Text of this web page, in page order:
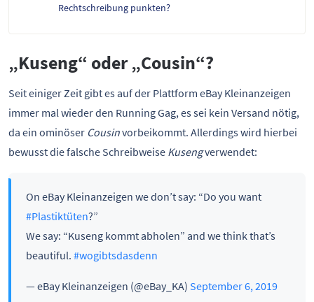
Rechtschreibung punkten?
„Kuseng“ oder „Cousin“?
Seit einiger Zeit gibt es auf der Plattform eBay Kleinanzeigen
immer mal wieder den Running Gag, es sei kein Versand nötig,
da ein ominöser Cousinvorbeikommt. Allerdings wird hierbei
bewusst die falsche Schreibweise Kusengverwendet:
On eBay Kleinanzeigen we don’t say: “Do you want
#Plastiktüten?”
We say: “Kuseng kommt abholen” and we think that’s
beautiful. #wogibtsdasdenn
— eBay Kleinanzeigen (@eBay_KA) September 6, 2019